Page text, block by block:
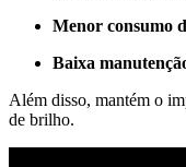
Menor consumo
Baixa
Além disso, mantém o
de brilho.